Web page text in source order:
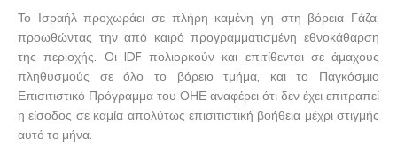
Το Ισραήλ προχωράει σε πλήρη καμένη γη στη βόρεια Γάζα,
προωθώντας την από καιρό προγραμματισμένη εθνοκάθαρση
της περιοχής. Οι IDF πολιορκούν και επιτίθενται σε άμαχους
πληθυσμούς σε όλο το βόρειο τμήμα, και το Παγκόσμιο
Επισιτιστικό Πρόγραμμα του ΟΗΕ αναφέρει ότι δεν έχει επιτραπεί
η είσοδος σε καμία απολύτως επισιτιστική βοήθεια μέχρι στιγμής
αυτό το μήνα.